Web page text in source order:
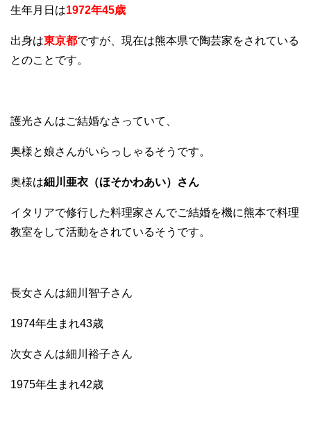
生年月日は1972年45歳
出身は東京都ですが、現在は熊本県で陶芸家をされている
とのことです。
護光さんはご結婚なさっていて、
奥様と娘さんがいらっしゃるそうです。
奥様は細川亜衣（ほそかわあい）さん
イタリアで修行した料理家さんでご結婚を機に熊本で料理
教室をして活動をされているそうです。
長女さんは細川智子さん
1974年生まれ43歳
次女さんは細川裕子さん
1975年生まれ42歳